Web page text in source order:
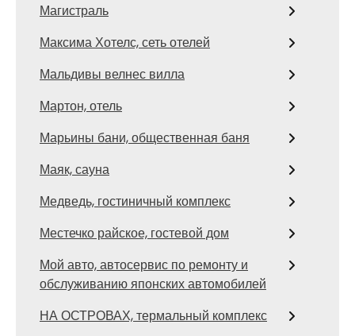
Магистраль
Максима Хотелс, сеть отелей
Мальдивы велнес вилла
Мартон, отель
Марьины бани, общественная баня
Маяк, сауна
Медведь, гостиничный комплекс
Местечко райское, гостевой дом
Мой авто, автосервис по ремонту и
обслуживанию японских автомобилей
НА ОСТРОВАХ, термальный комплекс